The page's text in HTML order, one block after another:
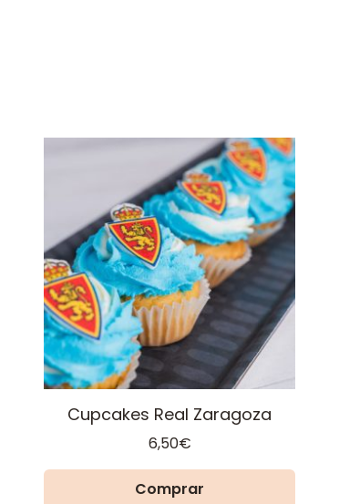
Cupcakes Real Zaragoza
6,50€
Comprar